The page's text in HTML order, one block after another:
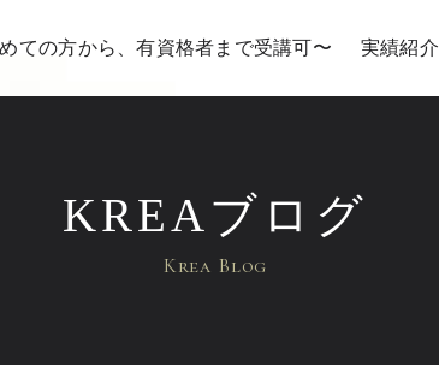
ての方から、有資格者まで受講可〜 実績紹介
KREAブログ
Krea Blog